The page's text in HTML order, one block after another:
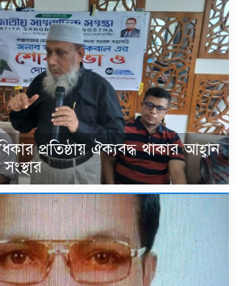
প্রতিষ্ঠায় ঐক্যবদ্ধ থাকার আহ্বান